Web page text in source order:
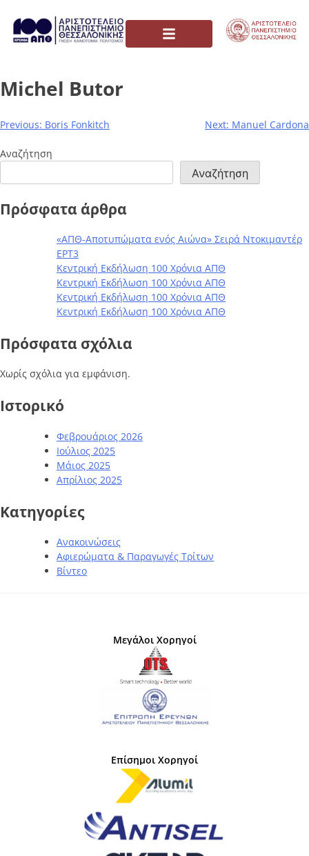
Michel Butor
Previous: Boris Fonkitch Next: Manuel Cardona
Αναζήτηση
Αναζήτηση
Πρόσφατα άρθρα
«ΑΠΘ-Αποτυπώματα ενός Αιώνα» Σειρά Ντοκιμαντέρ
ΕΡΤ3
Κεντρική Εκδήλωση 100 Χρόνια ΑΠΘ
Κεντρική Εκδήλωση 100 Χρόνια ΑΠΘ
Κεντρική Εκδήλωση 100 Χρόνια ΑΠΘ
Κεντρική Εκδήλωση 100 Χρόνια ΑΠΘ
Πρόσφατα σχόλια
Χωρίς σχόλια για εμφάνιση.
Ιστορικό
Φεβρουάριος 2026
Ιούλιος 2025
Μάιος 2025
Απρίλιος 2025
Kατηγορίες
Ανακοινώσεις
Αφιερώματα & Παραγωγές Τρίτων
Βίντεο
Μεγάλοι Χορηγοί
Επίσημοι Χορηγοί